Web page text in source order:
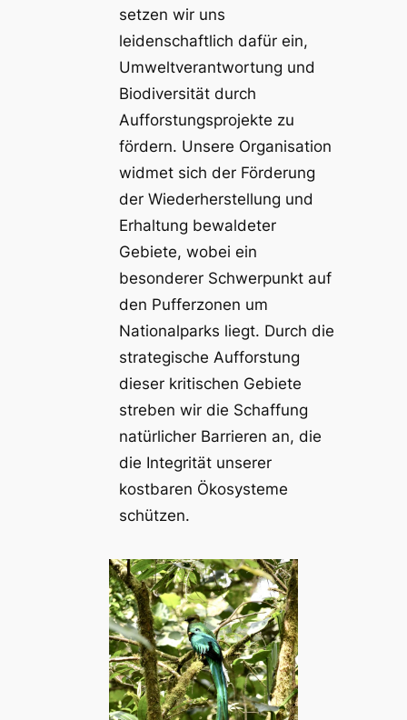
setzen wir uns
leidenschaftlich dafür ein,
Umweltverantwortung und
Biodiversität durch
Aufforstungsprojekte zu
fördern. Unsere Organisation
widmet sich der Förderung
der Wiederherstellung und
Erhaltung bewaldeter
Gebiete, wobei ein
besonderer Schwerpunkt auf
den Pufferzonen um
Nationalparks liegt. Durch die
strategische Aufforstung
dieser kritischen Gebiete
streben wir die Schaffung
natürlicher Barrieren an, die
die Integrität unserer
kostbaren Ökosysteme
schützen.